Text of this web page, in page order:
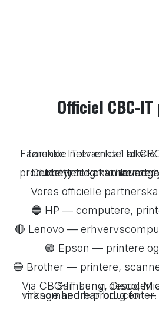
Officiel CBC-
Fannikke IT er en del af CBC-IT — Danmarks
Det betyder at vi har adgang til alle store producenter og kan levere
Vores officielle
🔵 HP — computere,
🔴 Lenovo —
🟢 Epson — printere
🔵 Brother — printere,
Via CBC-IT har vi desuden adgang til Canon,
mange andre producenter. Uanset hvad din